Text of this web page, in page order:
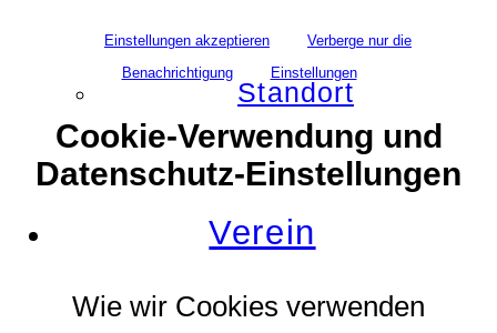
Standort
Verein
Einstellungen akzeptieren
Verberge nur die
Benachrichtigung
Einstellungen
Cookie-Verwendung und
Datenschutz-Einstellungen
Wie wir Cookies verwenden